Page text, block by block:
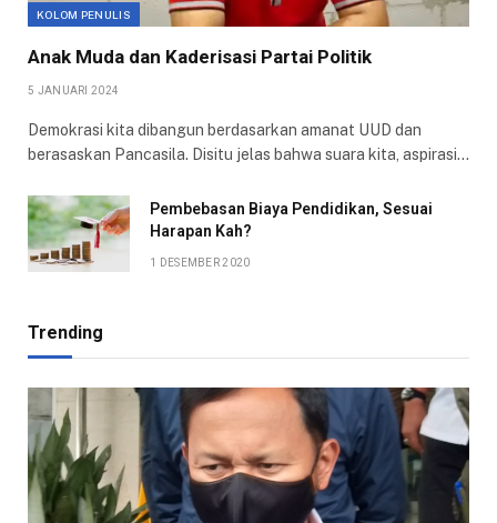
KOLOM PENULIS
Anak Muda dan Kaderisasi Partai Politik
5 JANUARI 2024
Demokrasi kita dibangun berdasarkan amanat UUD dan
berasaskan Pancasila. Disitu jelas bahwa suara kita, aspirasi…
Pembebasan Biaya Pendidikan, Sesuai
Harapan Kah?
1 DESEMBER 2020
Trending